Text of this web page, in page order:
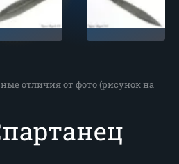
отличия от фото (рисунок на